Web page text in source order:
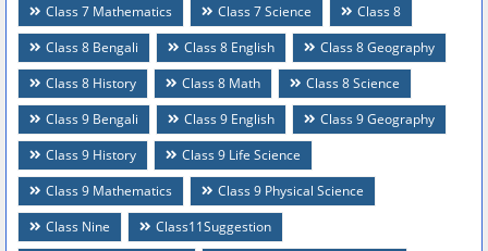
Class 7 Mathematics
Class 7 Science
Class 8
Class 8 Bengali
Class 8 English
Class 8 Geography
Class 8 History
Class 8 Math
Class 8 Science
Class 9 Bengali
Class 9 English
Class 9 Geography
Class 9 History
Class 9 Life Science
Class 9 Mathematics
Class 9 Physical Science
Class Nine
Class11Suggestion